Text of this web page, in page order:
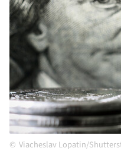
Viacheslav Lopatin/